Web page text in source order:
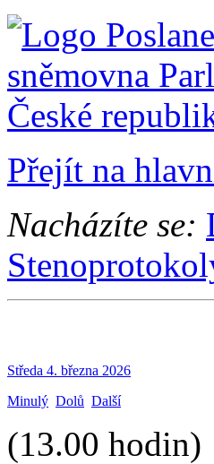
Přejít na
Nacházíte se:
Středa 4. března 2026
Minulý Dolů Další
(13.00 hodin)